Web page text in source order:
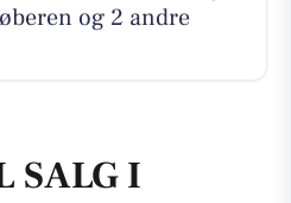
og 2 andre
SALG I